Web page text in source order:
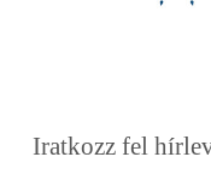
Iratkozz fel